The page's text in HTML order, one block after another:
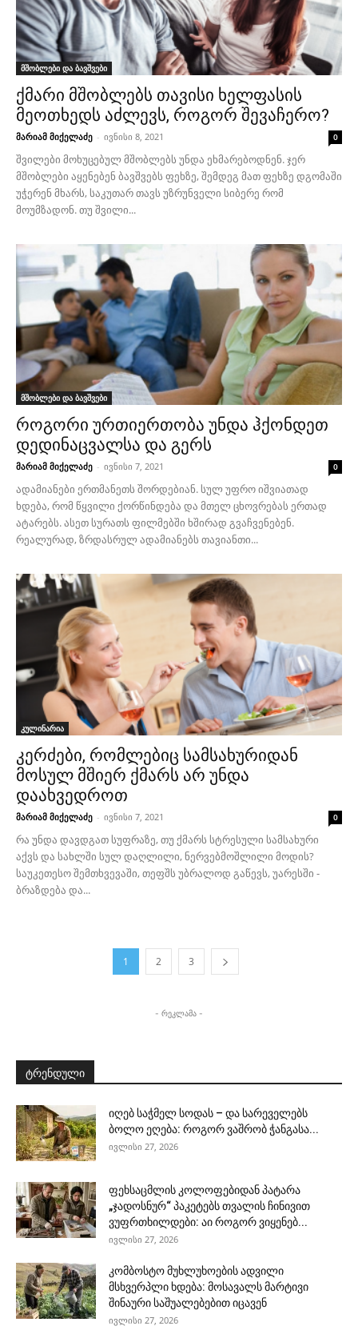
მშობლები და ბავშვები
ქმარი მშობლებს თავისი ხელფასის
მეოთხედს აძლევს, როგორ შევაჩერო?
მარიამ მიქელაძე - ივნისი 8, 2021 0
შვილები მოხუცებულ მშობლებს უნდა ეხმარებოდნენ. ჯერ
მშობლები აყენებენ ბავშვებს ფეხზე, შემდეგ მათ ფეხზე დგომაში
უჭერენ მხარს, საკუთარ თავს უზრუნველი სიბერე რომ
მოუმზადონ. თუ შვილი...
მშობლები და ბავშვები
როგორი ურთიერთობა უნდა ჰქონდეთ
დედინაცვალსა და გერს
მარიამ მიქელაძე - ივნისი 7, 2021 0
ადამიანები ერთმანეთს შორდებიან. სულ უფრო იშვიათად
ხდება, რომ წყვილი ქორწინდება და მთელ ცხოვრებას ერთად
ატარებს. ასეთ სურათს ფილმებში ხშირად გვაჩვენებენ.
რეალურად, ზრდასრულ ადამიანებს თავიანთი...
კულინარია
კერძები, რომლებიც სამსახურიდან
მოსულ მშიერ ქმარს არ უნდა
დაახვედროთ
მარიამ მიქელაძე - ივნისი 7, 2021 0
რა უნდა დავდგათ სუფრაზე, თუ ქმარს სტრესული სამსახური
აქვს და სახლში სულ დაღლილი, ნერვებმოშლილი მოდის?
საუკეთესო შემთხვევაში, თეფშს უბრალოდ გაწევს, უარესში -
ბრაზდება და...
1 2 3
- რეკლამა -
ტრენდული
იღებ საჭმელ სოდას – და სარეველებს
ბოლო ეღება: როგორ ვაშრობ ჭანგასა...
ივლისი 27, 2026
ფეხსაცმლის კოლოფებიდან პატარა
„ჯადოსნურ“ პაკეტებს თვალის ჩინივით
ვუფრთხილდები: აი როგორ ვიყენებ...
ივლისი 27, 2026
კომბოსტო მუხლუხოების ადვილი
მსხვერპლი ხდება: მოსავალს მარტივი
შინაური საშუალებებით იცავენ
ივლისი 27, 2026